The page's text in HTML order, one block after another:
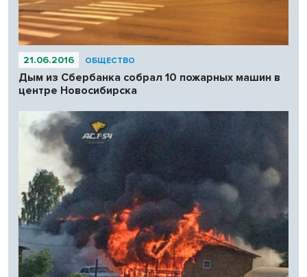
21.06.2016 ОБЩЕСТВО
Дым из Сбербанка собрал 10 пожарных машин в
центре Новосибирска